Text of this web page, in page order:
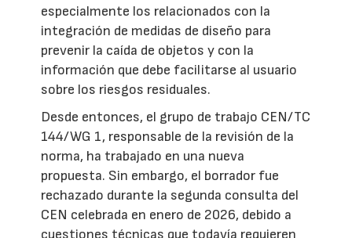
especialmente los relacionados con la
integración de medidas de diseño para
prevenir la caída de objetos y con la
información que debe facilitarse al usuario
sobre los riesgos residuales.
Desde entonces, el grupo de trabajo CEN/TC
144/WG 1, responsable de la revisión de la
norma, ha trabajado en una nueva
propuesta. Sin embargo, el borrador fue
rechazado durante la segunda consulta del
CEN celebrada en enero de 2026, debido a
cuestiones técnicas que todavía requieren